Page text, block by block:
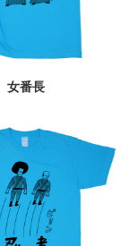
女番長